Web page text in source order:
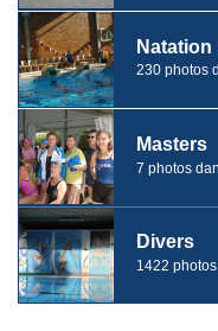
230 photos
Masters
7 photos
Divers
1422